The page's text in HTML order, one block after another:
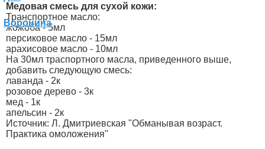
Медовая смесь для сухой кожи:
Транспортное масло:
жожоба - 5мл
персиковое масло - 15мл
арахисовое масло - 10мл
На 30мл траспортного масла, приведенного выше,
добавить следующую смесь:
лаванда - 2к
розовое дерево - 3к
мед - 1к
апельсин - 2к
Источник: Л. Дмитриевская "Обманывая возраст.
Практика омоложения"